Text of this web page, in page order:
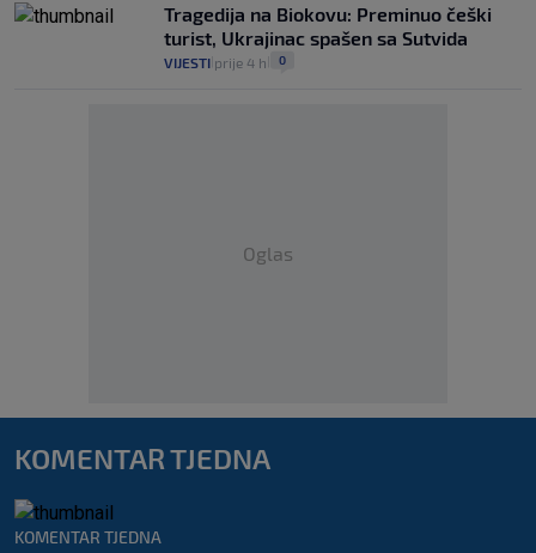
Tragedija na Biokovu: Preminuo češki
turist, Ukrajinac spašen sa Sutvida
VIJESTI prije 4 h 0
Oglas
KOMENTAR TJEDNA
KOMENTAR TJEDNA